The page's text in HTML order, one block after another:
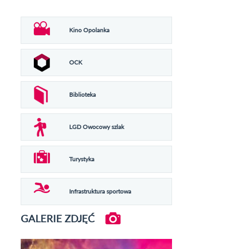
Kino Opolanka
OCK
Biblioteka
LGD Owocowy szlak
Turystyka
Infrastruktura sportowa
GALERIE ZDJĘĆ